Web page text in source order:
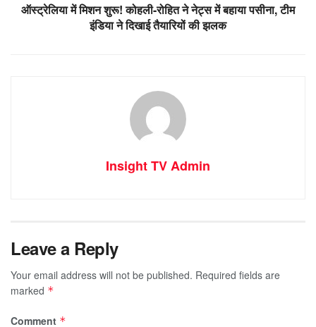
ऑस्ट्रेलिया में मिशन शुरू! कोहली-रोहित ने नेट्स में बहाया पसीना, टीम
इंडिया ने दिखाई तैयारियों की झलक
Insight TV Admin
Leave a Reply
Your email address will not be published. Required fields are
marked *
Comment *